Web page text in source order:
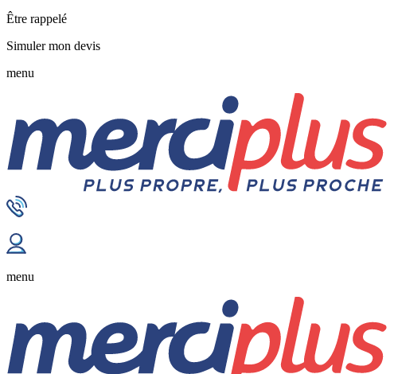
Être rappelé
Simuler mon devis
menu
menu